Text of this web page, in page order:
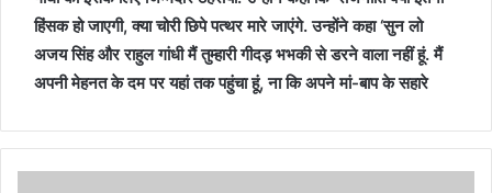
हिंसक हो जाएगी, क्या चोरी छिपे पत्थर मारे जाएंगे. उन्‍होंने कहा ‘सुन लो
अजय सिंह और राहुल गांधी मैं तुम्हारी गीदड़ भभकी से डरने वाला नहीं हूं. मैं
अपनी मेहनत के दम पर यहां तक पहुंचा हूं, ना कि अपने मां-बाप के सहारे